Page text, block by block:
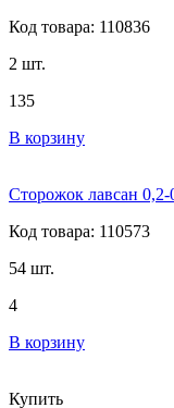
Код товара: 110836
2 шт.
135
В корзину
Сторожок лавсан 0,2-
Код товара: 110573
54 шт.
4
В корзину
Купить